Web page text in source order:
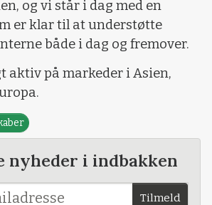
og vi står i dag med en
er klar til at understøtte
både i dag og fremover.
aktiv på markeder i Asien,
nyheder i indbakken
Tilmeld